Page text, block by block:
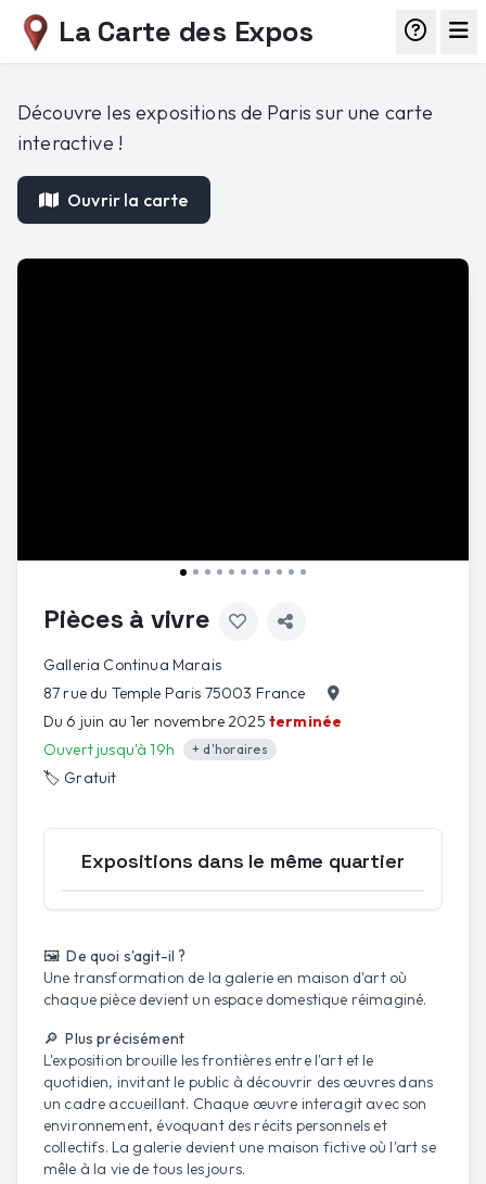
La Carte des Expos
Découvre les expositions de Paris sur une carte
interactive !
Ouvrir la carte
Pièces à vivre
Galleria Continua Marais
87 rue du Temple Paris 75003 France
Du 6 juin au 1er novembre 2025 terminée
Ouvert jusqu'à 19h
+ d'horaires
🏷️ Gratuit
Expositions dans le même quartier
🖼️ De quoi s'agit-il ?
Une transformation de la galerie en maison d'art où
chaque pièce devient un espace domestique réimaginé.
🔎 Plus précisément
L'exposition brouille les frontières entre l'art et le
quotidien, invitant le public à découvrir des œuvres dans
un cadre accueillant. Chaque œuvre interagit avec son
environnement, évoquant des récits personnels et
collectifs. La galerie devient une maison fictive où l'art se
mêle à la vie de tous les jours.